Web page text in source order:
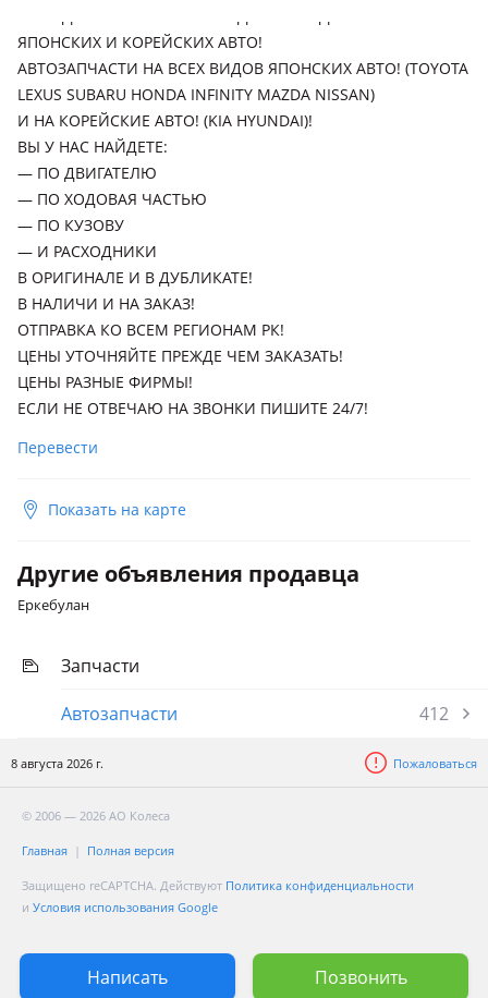
2014 - 2017 1 поколение (Z1)
Lexus NX 300h
2014 - 2017 1 поколение (Z1), 2017 - н.в. 1 поколение
рестайлинг (Z1)
Lexus NX 300
2014 - 2017 1 поколение (Z1)
Lexus NX 250
2014 - 2017 1 поколение (Z1)
ЯПОНСКИХ И КОРЕЙСКИХ АВТО!
АВТОЗАПЧАСТИ НА ВСЕХ ВИДОВ ЯПОНСКИХ АВТО! (TOYOTA
LEXUS SUBARU HONDA INFINITY MAZDA NISSAN)
И НА КОРЕЙСКИЕ АВТО! (KIA HYUNDAI)!
ВЫ У НАС НАЙДЕТЕ:
— ПО ДВИГАТЕЛЮ
— ПО ХОДОВАЯ ЧАСТЬЮ
— ПО КУЗОВУ
— И РАСХОДНИКИ
В ОРИГИНАЛЕ И В ДУБЛИКАТЕ!
В НАЛИЧИ И НА ЗАКАЗ!
ОТПРАВКА КО ВСЕМ РЕГИОНАМ РК!
ЦЕНЫ УТОЧНЯЙТЕ ПРЕЖДЕ ЧЕМ ЗАКАЗАТЬ!
ЦЕНЫ РАЗНЫЕ ФИРМЫ!
ЕСЛИ НЕ ОТВЕЧАЮ НА ЗВОНКИ ПИШИТЕ 24/7!
Перевести
Показать на карте
Другие объявления продавца
Еркебулан
Запчасти
Автозапчасти
412
8 августа 2026 г. Пожаловаться
Написать Позвонить
© 2006 — 2026 АО Колеса
Главная Полная версия
Защищено reCAPTCHA. Действуют Политика конфиденциальности
и Условия использования Google